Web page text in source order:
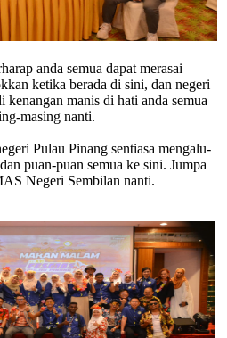
anda semua dapat merasai
ketika berada di sini, dan negeri
kenangan manis di hati anda semua
masing nanti.
Pulau Pinang sentiasa mengalu-
puan-puan semua ke sini. Jumpa
Negeri Sembilan nanti.